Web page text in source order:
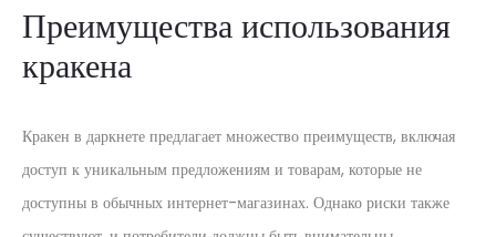
Преимущества использования
кракена
Кракен в даркнете предлагает множество преимуществ, включая
доступ к уникальным предложениям и товарам, которые не
доступны в обычных интернет-магазинах. Однако риски также